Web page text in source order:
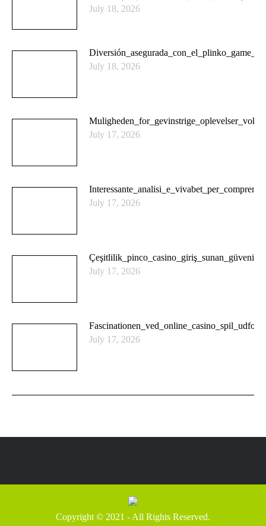
July 18, 2026
July 18, 2026
July 17, 2026
July 17, 2026
July 17, 2026
July 17, 2026
Copyright © 2021 - All Rights Reserved.